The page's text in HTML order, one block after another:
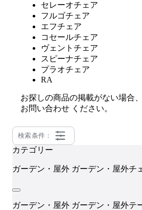
セレーオチェア
フルゴチェア
エフチェア
コセールチェア
ヴェントチェア
スピーナチェア
プラオチェア
RA
お探しの商品の掲載がない場合
お問い合わせ ください。
検索条件：
カテゴリー
ガーデン・屋外 ガーデン・屋外チ
ガーデン・屋外 ガーデン・屋外テ